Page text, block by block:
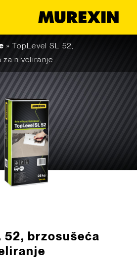
»TopLevel SL 52,
za niveliranje
52, brzosušeća